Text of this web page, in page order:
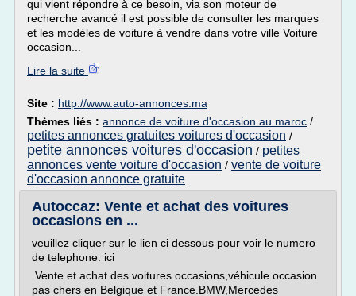
qui vient répondre à ce besoin, via son moteur de
recherche avancé il est possible de consulter les marques
et les modèles de voiture à vendre dans votre ville Voiture
occasion...
Lire la suite
Site : http://www.auto-annonces.ma
Thèmes liés : annonce de voiture d'occasion au maroc /
petites annonces gratuites voitures d'occasion /
petite annonces voitures d'occasion / petites
annonces vente voiture d'occasion / vente de voiture
d'occasion annonce gratuite
Autoccaz: Vente et achat des voitures
occasions en ...
veuillez cliquer sur le lien ci dessous pour voir le numero
de telephone: ici
Vente et achat des voitures occasions,véhicule occasion
pas chers en Belgique et France.BMW,Mercedes